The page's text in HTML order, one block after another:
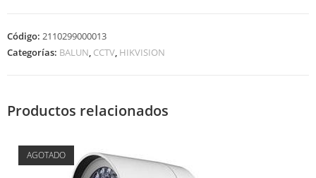
Código: 2110299000013
Categorías: BALUN, CCTV, HIKVISION
Productos relacionados
AGOTADO